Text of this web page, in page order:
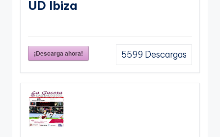
UD Ibiza
¡Descarga ahora! 5599 Descargas